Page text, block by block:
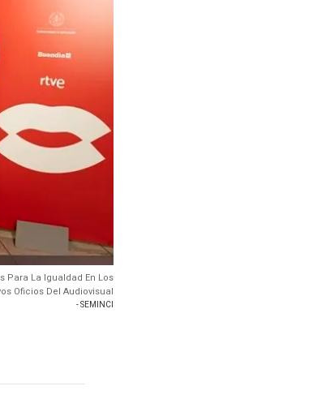
Para La Igualdad En Los
Oficios Del Audiovisual
- SEMINCI